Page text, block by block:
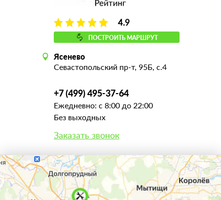
4.9
ПОСТРОИТЬ МАРШРУТ
Ясенево
Севастопольский пр-т, 95Б, с.4
+7 (499) 495-37-64
Ежедневно: с 8:00 до 22:00
Без выходных
Заказать звонок